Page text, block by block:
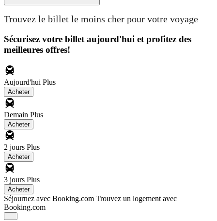
Trouvez le billet le moins cher pour votre voyage
Sécurisez votre billet aujourd'hui et profitez des
meilleures offres!
Aujourd'hui Plus
Acheter
Demain Plus
Acheter
2 jours Plus
Acheter
3 jours Plus
Acheter
Séjournez avec Booking.com Trouvez un logement avec
Booking.com